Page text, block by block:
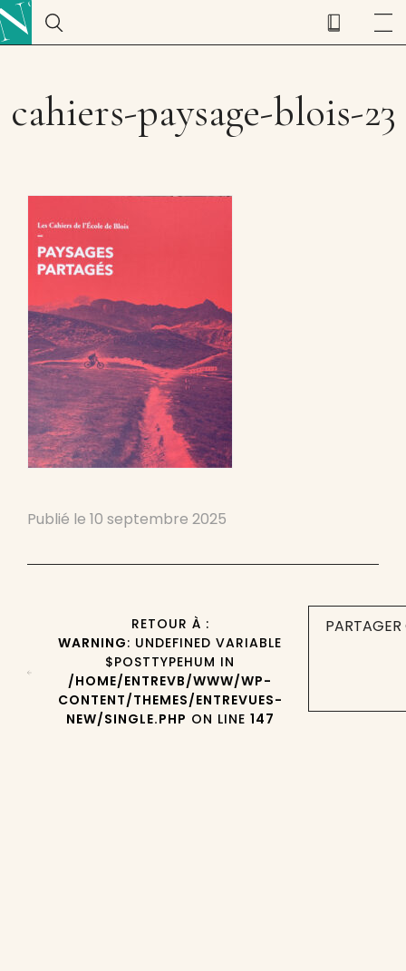
cahiers-paysage-blois-23
Publié le 10 septembre 2025
RETOUR À :
WARNING: UNDEFINED VARIABLE
$POSTTYPEHUM IN
/HOME/ENTREVB/WWW/WP-
CONTENT/THEMES/ENTREVUES-
NEW/SINGLE.PHP ON LINE 147